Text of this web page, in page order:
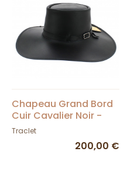
Chapeau Grand Bord
Cuir Cavalier Noir -
Head'nHome
Traclet
200,00 €